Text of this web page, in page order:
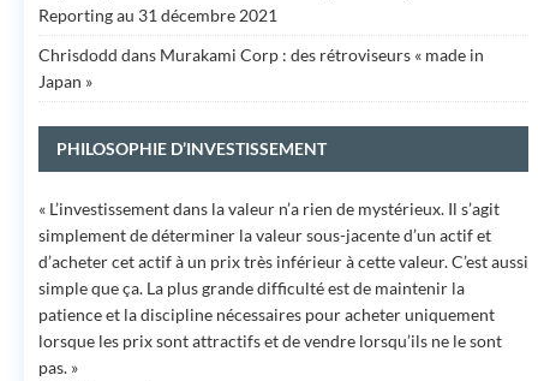
Reporting au 31 décembre 2021
Chrisdodd dans Murakami Corp : des rétroviseurs « made in
Japan »
PHILOSOPHIE D’INVESTISSEMENT
« L’investissement dans la valeur n’a rien de mystérieux. Il s’agit
simplement de déterminer la valeur sous-jacente d’un actif et
d’acheter cet actif à un prix très inférieur à cette valeur. C’est aussi
simple que ça. La plus grande difficulté est de maintenir la
patience et la discipline nécessaires pour acheter uniquement
lorsque les prix sont attractifs et de vendre lorsqu’ils ne le sont
pas. »